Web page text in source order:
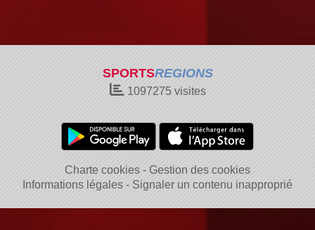
SPORTSREGIONS
1097275 visites
Charte cookies
Gestion des cookies
Informations légales
Signaler un contenu inapproprié